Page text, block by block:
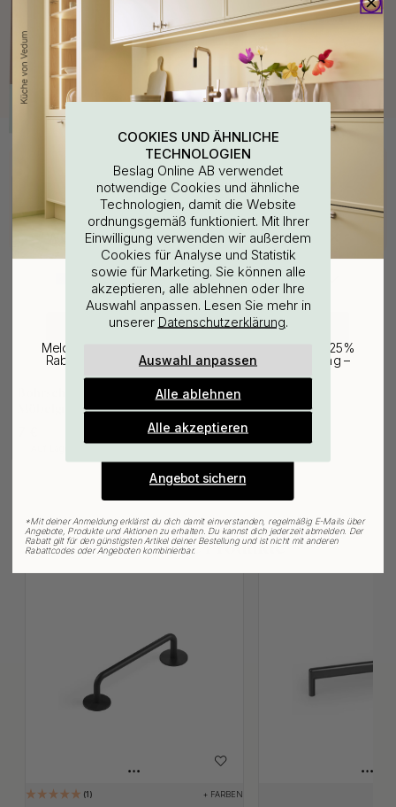
Kaufen Sie zusammen mit
Möbelgriffe & Möbelknöpfe
Verwandte Produkte
1 + FARBEN
COOKIES UND ÄHNLICHE
TECHNOLOGIEN
Beslag Online AB verwendet
notwendige Cookies und ähnliche
Technologien, damit die Website
ordnungsgemäß funktioniert. Mit Ihrer
Einwilligung verwenden wir außerdem
Cookies für Analyse und Statistik
sowie für Marketing. Sie können alle
akzeptieren, alle ablehnen oder Ihre
Auswahl anpassen. Lesen Sie mehr in
unserer Datenschutzerklärung.
Auswahl anpassen
Alle ablehnen
Alle akzeptieren
WOULD YOU RATHER VISIT?
EU
CHANGE COUNTRY
25% Rabatt auf deinen
günstigsten Artikel
Melde dich für unseren Newsletter an und erhalte 25%
Rabatt auf den günstigsten Artikel deiner Bestellung –
plus Inspiration und exklusive Angebote.
Gültig bis zum 31. August
Angebot sichern
*Mit deiner Anmeldung erklärst du dich damit einverstanden, regelmäßig E-Mails über
Angebote, Produkte und Aktionen zu erhalten. Du kannst dich jederzeit abmelden. Der
Rabatt gilt für den günstigsten Artikel deiner Bestellung und ist nicht mit anderen
Rabattcodes oder Angeboten kombinierbar.